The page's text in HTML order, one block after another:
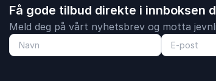
Få gode tilbud direkte i innboksen
Meld deg på vårt nyhetsbrev og motta